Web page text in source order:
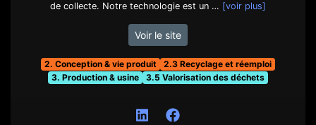
de collecte. Notre technologie est un … [voir plus]
Voir le site
2. Conception & vie produit
2.3 Recyclage et réemploi
3. Production & usine
3.5 Valorisation des déchets